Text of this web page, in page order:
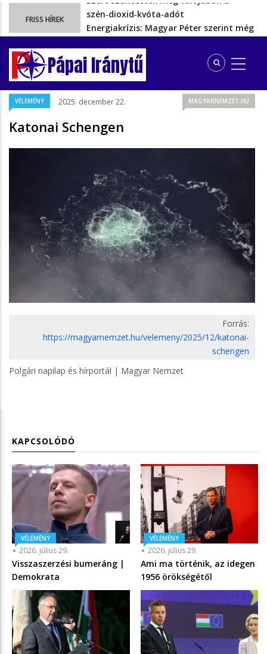
FRISS HÍREK
Energiakrízis: Magyar Péter szerint még
hetekig nem lehet…
A spanyol enklávét elárasztják a
tengeren érkező migránsok
Rétvári Bence: Magyar Péter gőzerővel
hátrál ki a tanároknak tett…
Magyar Péter rendkívüli bejelentést tett,
energia-krízishelyzet jöhet…
szén‑dioxid‑kvóta‑adót
Pápai Iránytű
VÉLEMÉNY 2025. december 22. MAGYARNEMZET.HU
Katonai Schengen
Forrás:
https://magyarnemzet.hu/velemeny/2025/12/katonai-
schengen
Polgári napilap és hírportál | Magyar Nemzet
KAPCSOLÓDÓ
VÉLEMÉNY
2026. július 29.
Visszaszerzési bumeráng |
Demokrata
VÉLEMÉNY
2026. július 29.
Ami ma történik, az idegen
1956 örökségétől